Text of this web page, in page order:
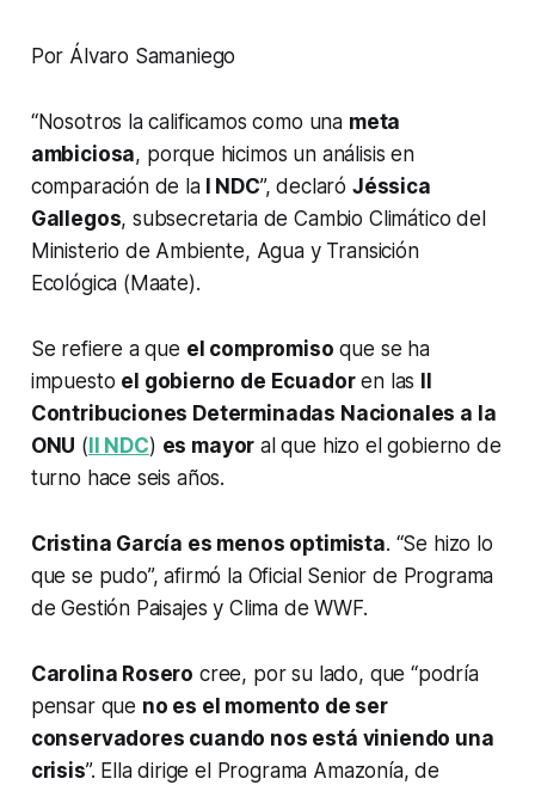
Por Álvaro Samaniego
“Nosotros la calificamos como una meta
ambiciosa, porque hicimos un análisis en
comparación de laI NDC”, declaró Jéssica
Gallegos, subsecretaria de Cambio Climático del
Ministerio de Ambiente, Agua y Transición
Ecológica (Maate).
Se refiere a que el compromiso que se ha
impuesto el gobierno de Ecuadoren las
Contribuciones Determinadas Nacionales a la
ONU ( II NDC) es mayor al que hizo el gobierno de
turno hace seis años.
Cristina García es menos optimista. “Se hizo lo
que se pudo”, afirmó la Oficial Senior de Programa
de Gestión Paisajes y Clima de WWF.
Carolina Rosero cree, por su lado, que “podría
pensar que no es el momento de ser
conservadores cuando nos está viniendo una
crisis”. Ella dirige el Programa Amazonía, de